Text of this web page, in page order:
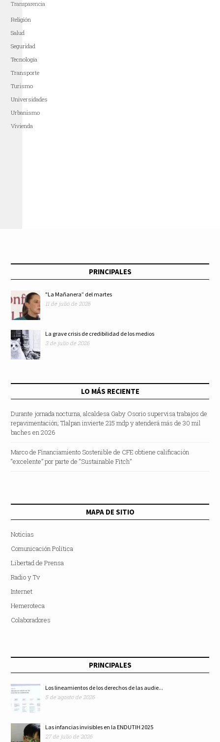
Transparencia
Religión
Salud
Seguridad
Tecnología
Transporte
Turismo
Universidades
Urbanismo
Vivienda
PRINCIPALES
"La Mañanera” del martes
11 de julio de 2026
La grave crisis de credibilidad de los medios
3 de julio de 2026
LO MÁS RECIENTE
Durante jornada nocturna, alcaldesa Gaby Osorio supervisa trabajos de
repavimentación; Tlalpan invierte 215 mdp y atenderá más de 30 mil
baches en 2026
Marco de Financiamiento Sostenible de CFE obtiene calificación
“excelente” por parte de “Sustainable Fitch”
MAPA DE SITIO
Noticias
Comunicación Política
Libertad de Prensa
Radio y Tv
Internet
Hemeroteca
Colaboradores
PRINCIPALES
Los lineamientos de los derechos de las audie...
5 de agosto de 2026
Las infancias invisibles en la ENDUTIH 2025
27 de julio de 2026